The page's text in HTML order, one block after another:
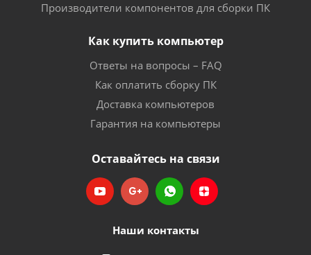
Производители компонентов для сборки ПК
Как купить компьютер
Ответы на вопросы – FAQ
Как оплатить сборку ПК
Доставка компьютеров
Гарантия на компьютеры
Оставайтесь на связи
Наши контакты